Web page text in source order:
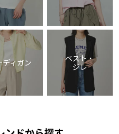
ディガン
ベスト・
ジレ